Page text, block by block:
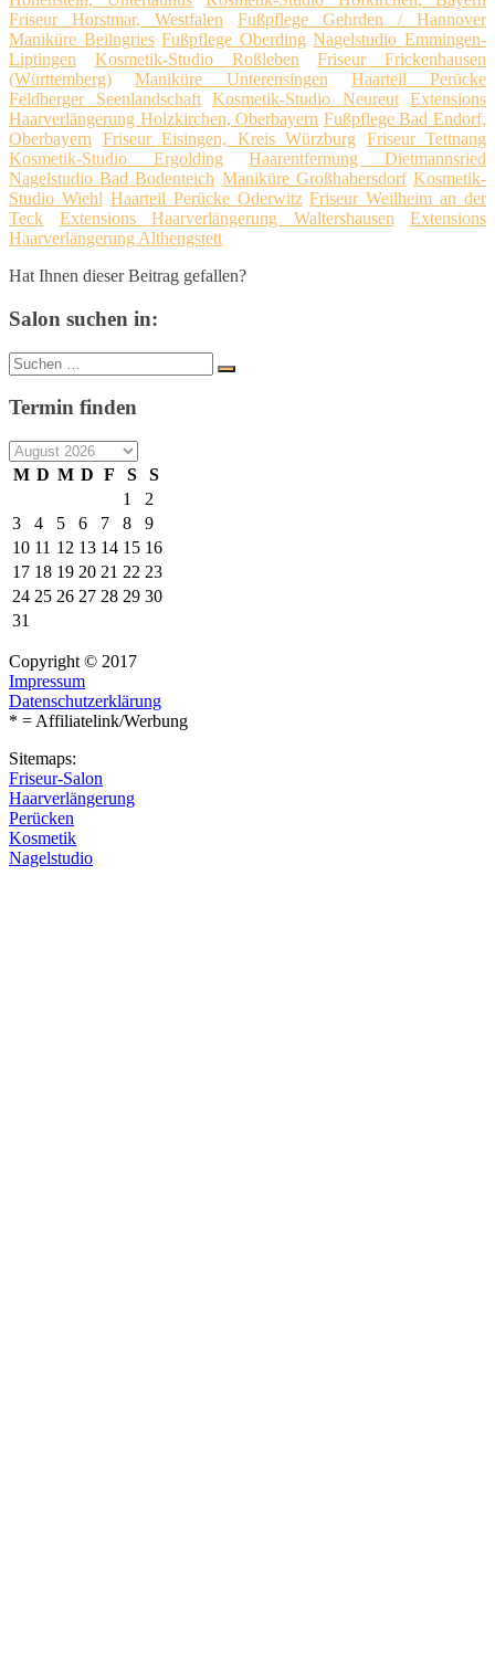
Friseur Horstmar, Westfalen
Fußpflege Gehrden / Hannover
Maniküre Beilngries Fußpflege Oberding Nagelstudio Emmingen-
Liptingen
Kosmetik-Studio Roßleben
Friseur Frickenhausen
(Württemberg)
Maniküre Unterensingen
Haarteil Perücke
Feldberger Seenlandschaft
Kosmetik-Studio Neureut
Extensions
Haarverlängerung Holzkirchen, Oberbayern Fußpflege Bad Endorf,
Oberbayern
Friseur Eisingen, Kreis Würzburg
Friseur Tettnang
Kosmetik-Studio Ergolding
Haarentfernung Dietmannsried
Nagelstudio Bad Bodenteich Maniküre Großhabersdorf Kosmetik-
Studio Wiehl Haarteil Perücke Oderwitz Friseur Weilheim an der
Teck
Extensions Haarverlängerung Waltershausen
Extensions
Haarverlängerung Althengstett
Hat Ihnen dieser Beitrag gefallen?
Salon suchen in:
Suche
nach:
Suchen
Termin finden
M D M D F S
S
1
2
3
4 5 6 7 8
9
10 11 12 13 14 15 16
17 18 19 20 21 22 23
24 25 26 27 28 29 30
31
Copyright © 2017
Impressum
Datenschutzerklärung
* = Affiliatelink/Werbung
Sitemaps:
Friseur-Salon
Haarverlängerung
Perücken
Kosmetik
Nagelstudio